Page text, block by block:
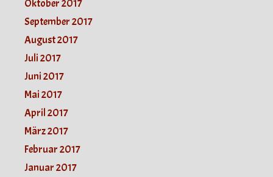
Oktober 2017
September 2017
August 2017
Juli 2017
Juni 2017
Mai 2017
April 2017
März 2017
Februar 2017
Januar 2017